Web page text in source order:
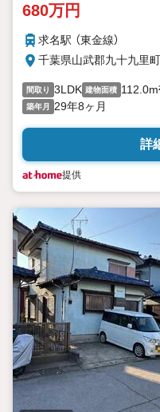
680万円
求名駅 （東金線）
千葉県山武郡九十九里
間取り 3LDK 建物面積
築年月 29年8ヶ月
詳
提供